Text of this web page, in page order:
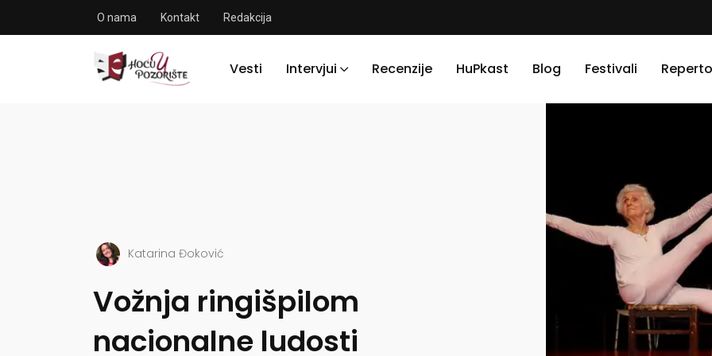
O nama Kontakt Redakcija
Vesti Intervjui Recenzije HuPkast Blog Festivali
Katarina Đoković
Vožnja ringišpilom
nacionalne ludosti